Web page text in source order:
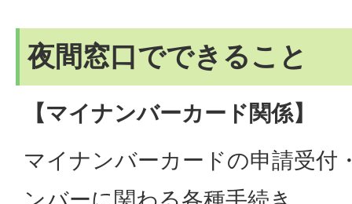
夜間窓口でできること
【マイナンバーカード関係】
マイナンバーカードの申請受付